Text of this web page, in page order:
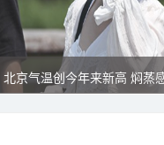
北京气温创今年来新高 焖蒸